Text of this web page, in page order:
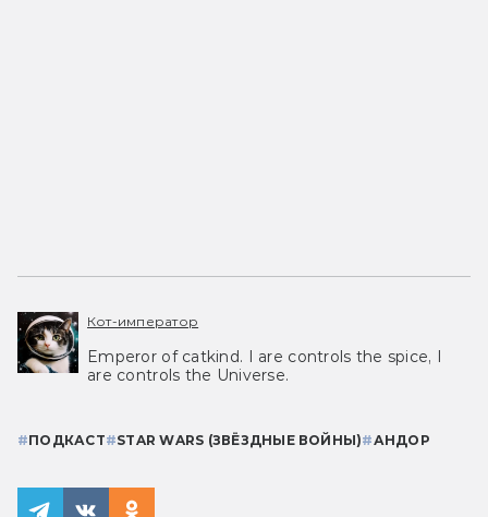
Кот-император
Emperor of catkind. I are controls the spice, I
are controls the Universe.
#ПОДКАСТ#STAR WARS (ЗВЁЗДНЫЕ ВОЙНЫ)#АНДОР